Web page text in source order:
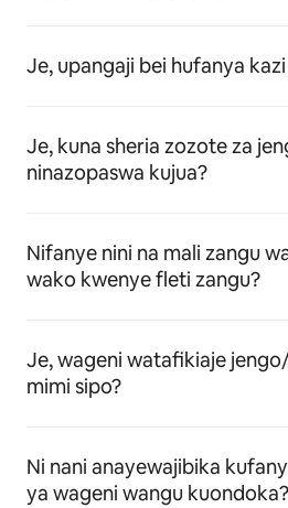
Je, upangaji bei hufanya
Je, kuna sheria zozote za
ninazopaswa kujua?
Nifanye nini na mali zangu
wako kwenye fleti zangu?
Je, wageni watafikiaje
mimi sipo?
Ni nani anayewajibika
ya wageni wangu kuondoka?